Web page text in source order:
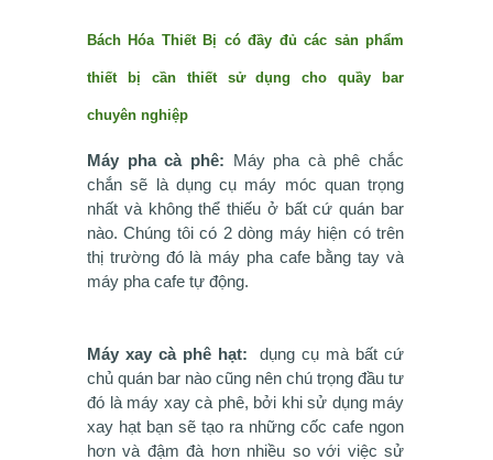
Bách Hóa Thiết Bị có đầy đủ các sản phẩm
thiết bị cần thiết sử dụng cho quầy bar
chuyên nghiệp
Máy pha cà phê:
Máy pha cà phê chắc
chắn sẽ là dụng cụ máy móc quan trọng
nhất và không thể thiếu ở bất cứ quán bar
nào. Chúng tôi có 2 dòng máy hiện có trên
thị trường đó là máy pha cafe bằng tay và
máy pha cafe tự động.
Máy xay cà phê hạt:
dụng cụ mà bất cứ
chủ quán bar nào cũng nên chú trọng đầu tư
đó là máy xay cà phê, bởi khi sử dụng máy
xay hạt bạn sẽ tạo ra những cốc cafe ngon
hơn và đậm đà hơn nhiều so với việc sử